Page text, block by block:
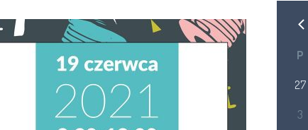
P
27
3